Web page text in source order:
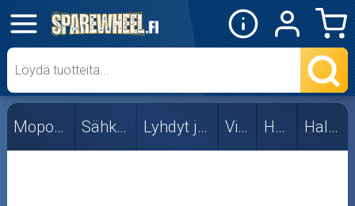
✕
Mopon osat
Forte
Hyper
Mopon osat Sähköosat Lyhdyt ja vilkut Vilkut Hyper Halogen